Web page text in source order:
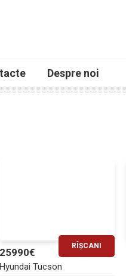
Despre noi
RÎȘCANI
25990€
Hyundai Tucson